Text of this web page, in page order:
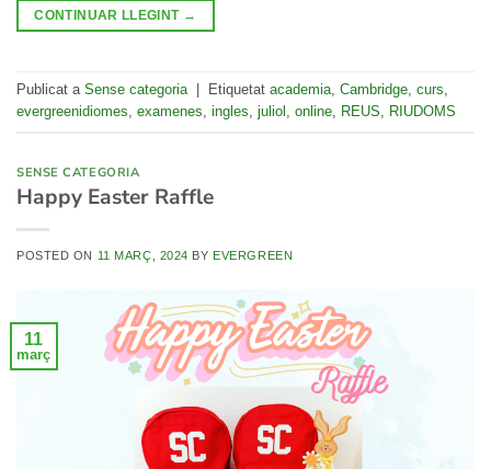
CONTINUAR LLEGINT →
Publicat a Sense categoria Etiquetat academia, Cambridge, curs,
evergreenidiomes, examenes, ingles, juliol , online, REUS, RIUDOMS
SENSE CATEGORIA
Happy Easter Raffle
POSTED ON 11 MARÇ, 2024 BY EVERGREEN
11
març